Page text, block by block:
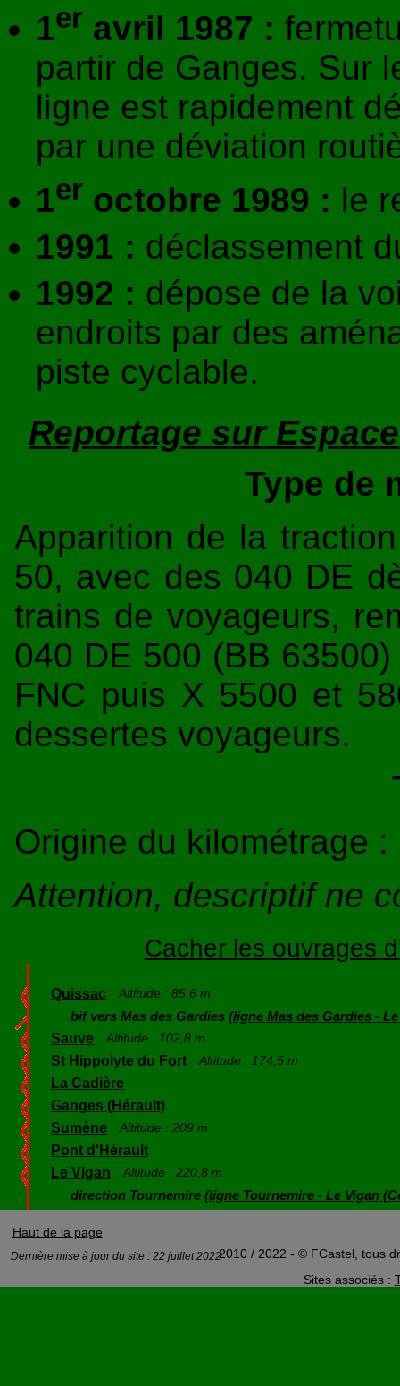
1er avril 1987 :
partir de Ganges. Sur
ligne est rapidement
par une déviation
1er octobre 1989 : le
1991 : déclassement
1992 : dépose de la
endroits par des
piste cyclable.
Reportage sur
Type de
Apparition de la
50, avec des 040 DE
trains de voyageurs,
040 DE 500 (BB
FNC puis X 5500 et
dessertes voyageurs.
Origine du kilométrage :
Attention, descriptif ne
Cacher les ouvrages
Quissac Altitude : 85,6 m
bif vers Mas des Gardies (ligne Mas des Gardies -
Sauve
Altitude : 102,8 m
St Hippolyte du Fort Altitude : 174,5 m
La Cadière
Ganges (Hérault)
Sumène
Altitude : 209 m
Pont d'Hérault
Le Vigan
Altitude : 220,8 m
direction Tournemire (ligne Tournemire - Le Vigan
Haut de la page
Dernière mise à jour du site : 22 juillet 20222010 / 2022 - © FCastel, tous
Sites associés :